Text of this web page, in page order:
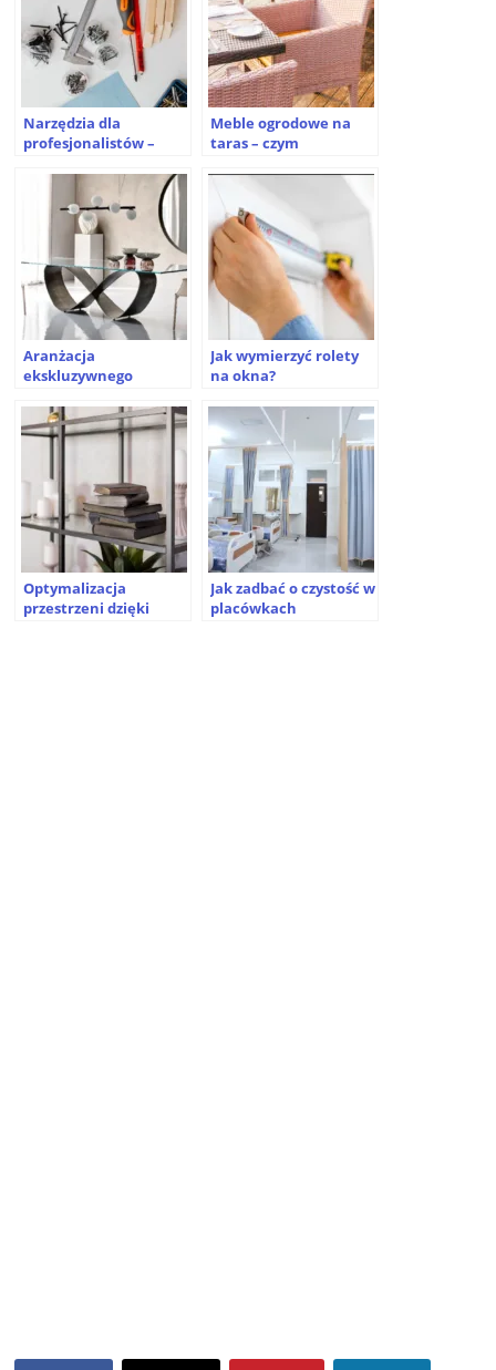
Narzędzia dla
profesjonalistów –
Meble ogrodowe na
taras – czym
ich wyboru?
Aranżacja
ekskluzywnego
wybrać?
Jak wymierzyć rolety
na okna?
Optymalizacja
przestrzeni dzięki
Jak zadbać o czystość w
placówkach